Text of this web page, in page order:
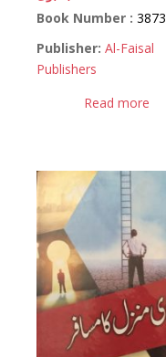
Book Number : 3873
Publisher: Al-Faisal
Publishers
Read more